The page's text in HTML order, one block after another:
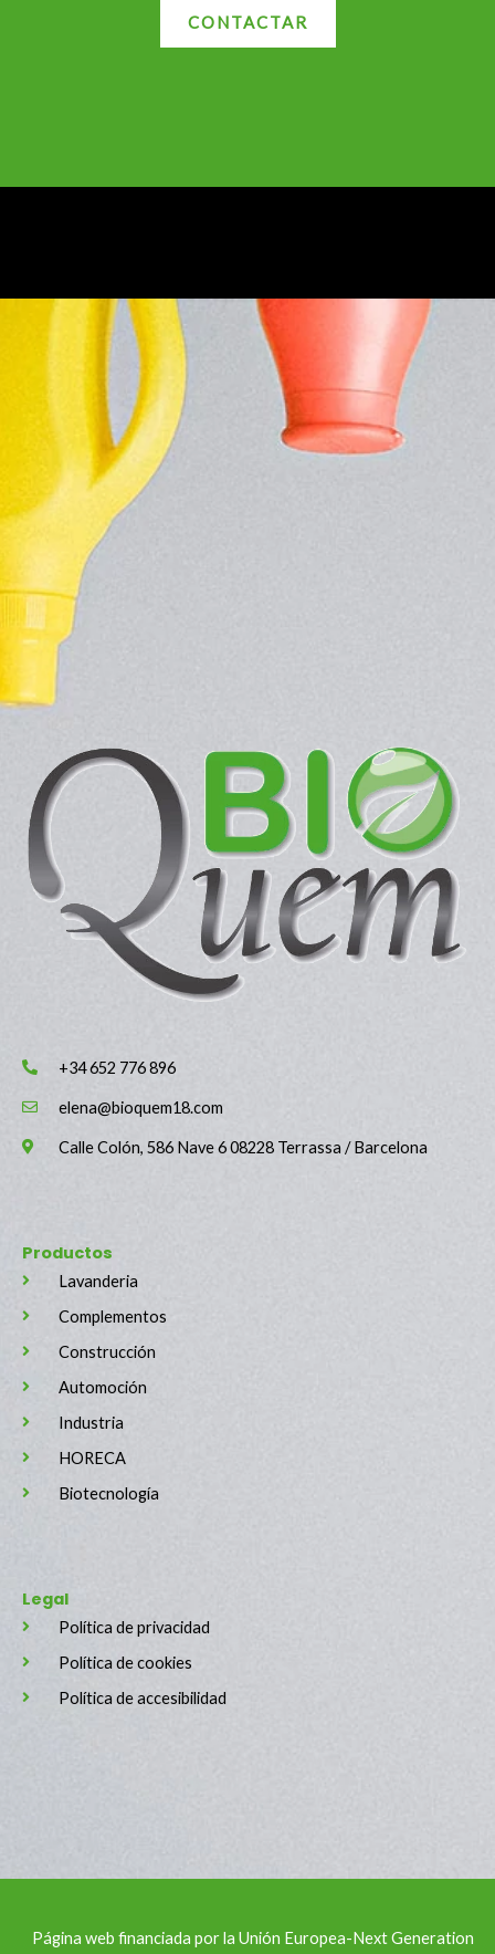
CONTACTAR
+34 652 776 896
elena@bioquem18.com
Calle Colón, 586 Nave 6 08228 Terrassa / Barcelona
Productos
Lavanderia
Complementos
Construcción
Automoción
Industria
HORECA
Biotecnología
Legal
Política de privacidad
Política de cookies
Política de accesibilidad
Página web financiada por la Unión Europea-Next Generation